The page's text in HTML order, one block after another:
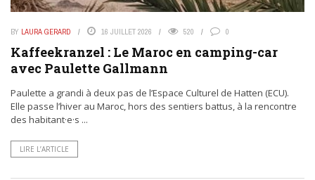
BY LAURA GERARD 16 JUILLET 2026 520 0
Kaffeekranzel : Le Maroc en camping-car
avec Paulette Gallmann
Paulette a grandi à deux pas de l’Espace Culturel de Hatten (ECU).
Elle passe l’hiver au Maroc, hors des sentiers battus, à la rencontre
des habitant·e·s ...
LIRE L’ARTICLE